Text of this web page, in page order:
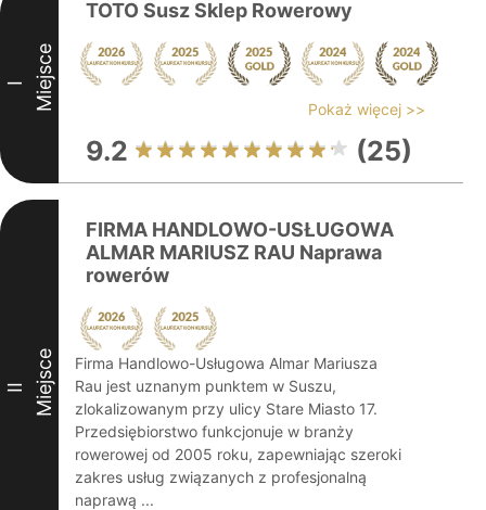
I Miejsce
TOTO Susz Sklep Rowerowy
Pokaż więcej >>
9.2 (25)
II Miejsce
FIRMA HANDLOWO-USŁUGOWA
ALMAR MARIUSZ RAU Naprawa
rowerów
Firma Handlowo-Usługowa Almar Mariusza
Rau jest uznanym punktem w Suszu,
zlokalizowanym przy ulicy Stare Miasto 17.
Przedsiębiorstwo funkcjonuje w branży
rowerowej od 2005 roku, zapewniając szeroki
zakres usług związanych z profesjonalną
naprawą ...